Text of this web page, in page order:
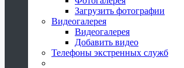
Загрузить фотографии
Видеогалерея
Видеогалерея
Добавить видео
Телефоны экстренных служб